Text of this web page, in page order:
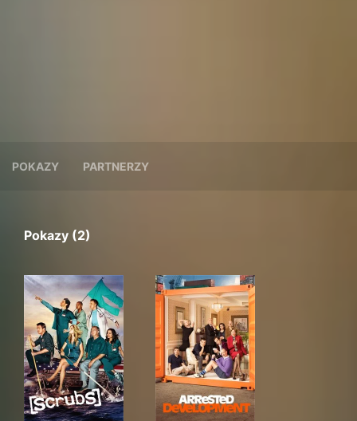
POKAZY PARTNERZY
Pokazy (2)